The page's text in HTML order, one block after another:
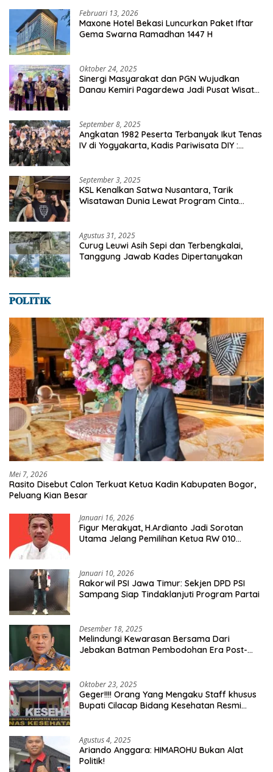
Februari 13, 2026
Maxone Hotel Bekasi Luncurkan Paket Iftar
Gema Swarna Ramadhan 1447 H
Oktober 24, 2025
Sinergi Masyarakat dan PGN Wujudkan
Danau Kemiri Pagardewa Jadi Pusat Wisata
September 8, 2025
Angkatan 1982 Peserta Terbanyak Ikut Tenas
IV di Yogyakarta, Kadis Pariwisata DIY :
September 3, 2025
KSL Kenalkan Satwa Nusantara, Tarik
Wisatawan Dunia Lewat Program Cinta
Agustus 31, 2025
Curug Leuwi Asih Sepi dan Terbengkalai,
Tanggung Jawab Kades Dipertanyakan
𝐏𝐎𝐋𝐈𝐓𝐈𝐊
Mei 7, 2026
Rasito Disebut Calon Terkuat Ketua Kadin Kabupaten Bogor,
Peluang Kian Besar
Januari 16, 2026
Figur Merakyat, H.Ardianto Jadi Sorotan
Utama Jelang Pemilihan Ketua RW 010
Januari 10, 2026
Rakorwil PSI Jawa Timur: Sekjen DPD PSI
Sampang Siap Tindaklanjuti Program Partai
Desember 18, 2025
Melindungi Kewarasan Bersama Dari
Jebakan Batman Pembodohan Era Post-
Oktober 23, 2025
Geger!!!! Orang Yang Mengaku Staff khusus
Bupati Cilacap Bidang Kesehatan Resmi
Agustus 4, 2025
Ariando Anggara: HIMAROHU Bukan Alat
Politik!